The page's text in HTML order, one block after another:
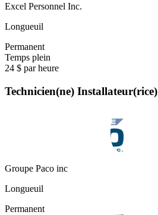
Excel Personnel Inc.
Longueuil
Permanent
Temps plein
24 $ par heure
Technicien(ne) Installateur(rice)
Groupe Paco inc
Longueuil
Permanent